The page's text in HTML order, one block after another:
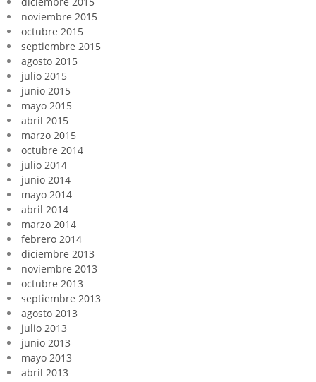
noviembre 2015
octubre 2015
septiembre 2015
agosto 2015
julio 2015
junio 2015
mayo 2015
abril 2015
marzo 2015
octubre 2014
julio 2014
junio 2014
mayo 2014
abril 2014
marzo 2014
febrero 2014
diciembre 2013
noviembre 2013
octubre 2013
septiembre 2013
agosto 2013
julio 2013
junio 2013
mayo 2013
abril 2013